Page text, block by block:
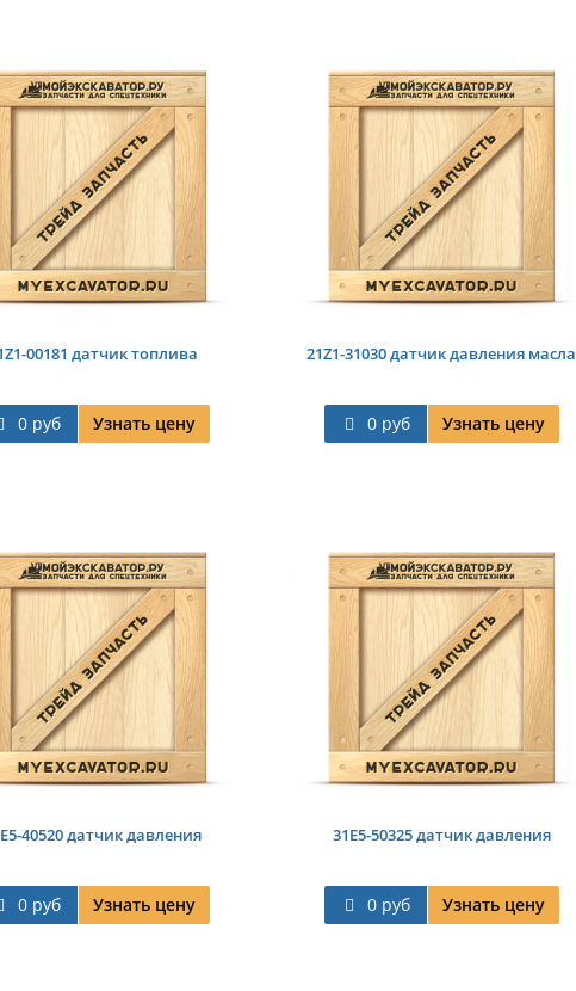
00181 датчик топлива
0 руб Узнать цену
21Z1-31030 датчик давления масла
0 руб Узнать цену
40520 датчик давления
0 руб Узнать цену
31E5-50325 датчик давления
0 руб Узнать цену